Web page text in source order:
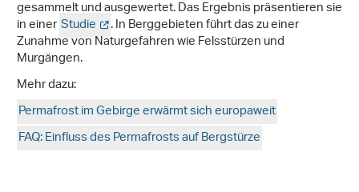
gesammelt und ausgewertet. Das Ergebnis präsentieren sie
in einerStudie . In Berggebieten führt das zu einer
Zunahme von Naturgefahren wie Felsstürzen und
Murgängen.
Mehr dazu:
Permafrost im Gebirge erwärmt sich europaweit
FAQ: Einfluss des Permafrosts auf Bergstürze